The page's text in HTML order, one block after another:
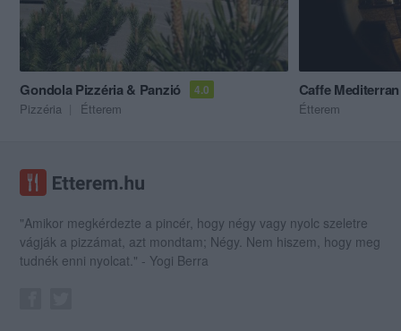
Gondola Pizzéria & Panzió 4.0
Pizzéria Étterem
Caffe
Étterem
"Amikor megkérdezte a pincér, hogy négy vagy nyolc szeletre
vágják a pizzámat, azt mondtam; Négy. Nem hiszem, hogy meg
tudnék enni nyolcat." - Yogi Berra